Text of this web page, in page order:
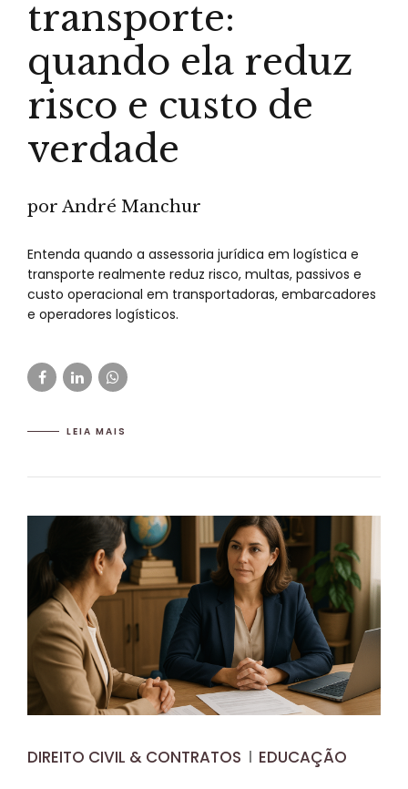
transporte:
quando ela reduz
risco e custo de
verdade
por André Manchur
Entenda quando a assessoria jurídica em logística e
transporte realmente reduz risco, multas, passivos e
custo operacional em transportadoras, embarcadores
e operadores logísticos.
LEIA MAIS
DIREITO CIVIL & CONTRATOS EDUCAÇÃO